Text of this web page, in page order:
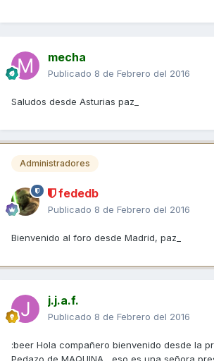
mecha
Publicado 8 de Febrero del 2016
Saludos desde Asturias paz_
Administradores
fededb
Publicado 8 de Febrero del 2016
Bienvenido al foro desde Madrid, paz_
j.j.a.f.
Publicado 8 de Febrero del 2016
:beer Hola compañero bienvenido desde la
Pedazo de MAQUINA , eso es una señora